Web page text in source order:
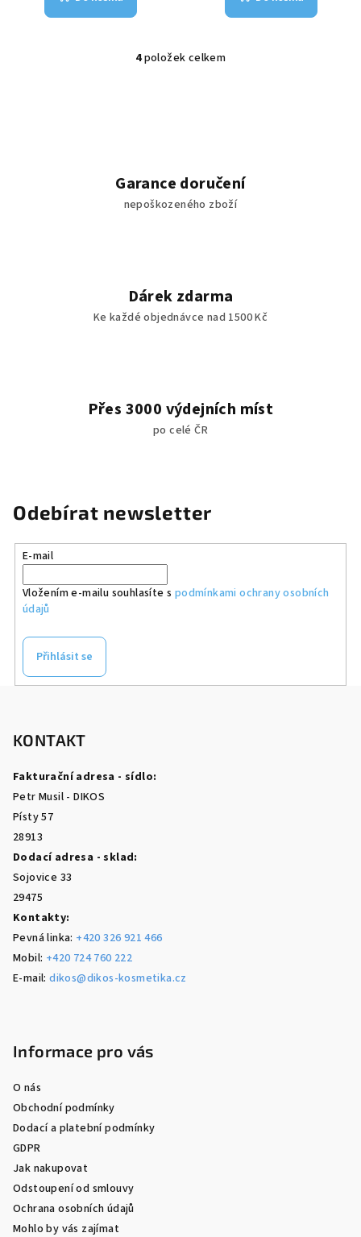
O
c
í
p
v
ý
u
4položek celkem
Garance doručení
nepoškozeného zboží
Dárek zdarma
Ke každé objednávce nad 1500 Kč
Přes 3000 výdejních míst
po celé ČR
Odebírat newsletter
E-mail
Vložením e-mailu souhlasíte s podmínkami ochrany osobních
údajů
Přihlásit se
KONTAKT
Fakturační adresa - sídlo:
Petr Musil - DIKOS
Písty 57
28913
Dodací adresa - sklad:
Sojovice 33
29475
Kontakty:
Pevná linka: +420 326 921 466
Mobil: +420 724 760 222
E-mail:dikos@dikos-kosmetika.cz
Informace pro vás
O nás
Obchodní podmínky
Dodací a platební podmínky
GDPR
Jak nakupovat
Odstoupení od smlouvy
Ochrana osobních údajů
Mohlo by vás zajímat